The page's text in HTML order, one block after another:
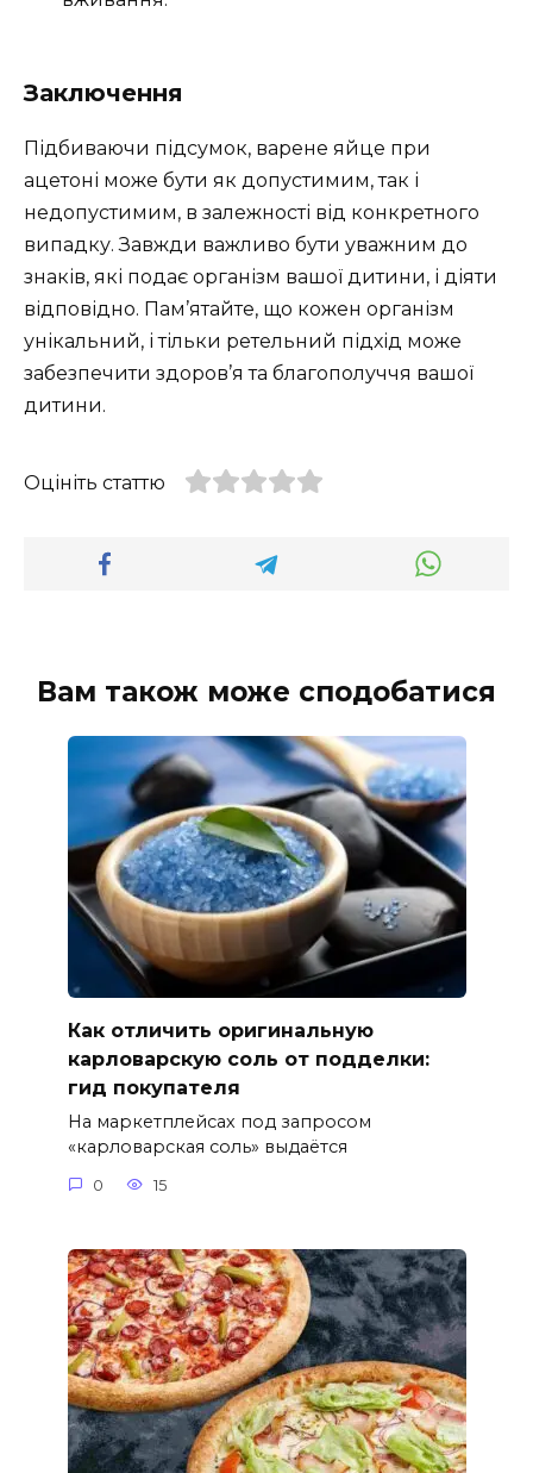
Заключення
Підбиваючи підсумок, варене яйце при
ацетоні може бути як допустимим, так і
недопустимим, в залежності від конкретного
випадку. Завжди важливо бути уважним до
знаків, які подає організм вашої дитини, і діяти
відповідно. Пам’ятайте, що кожен організм
унікальний, і тільки ретельний підхід може
забезпечити здоров’я та благополуччя вашої
дитини.
Оцініть статтю
Вам також може сподобатися
Как отличить оригинальную
карловарскую соль от подделки:
гид покупателя
На маркетплейсах под запросом
«карловарская соль» выдаётся
0 15